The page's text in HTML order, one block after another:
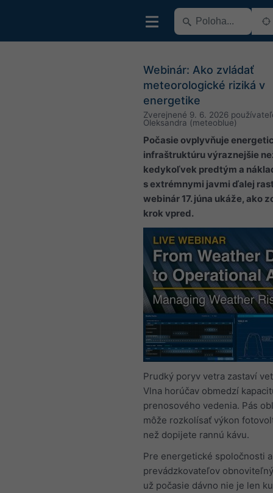
Webinár: Ako zvládať
meteorologické riziká v
energetike
Zverejnené 9. 6. 2026
Oleksandra (meteoblue)
Počasie ovplyvňuje
infraštruktúru výraznejšie
kedykoľvek predtým a
s extrémnymi javmi ďalej
webinár 17. júna ukáže, ako
krok vpred.
Prudký poryv vetra zastaví
Vlna horúčav obmedzí
prenosového vedenia. Pás
môže rozkolísať výkon
než dopijete rannú kávu.
Pre energetické spoločnosti a
prevádzkovateľov
už počasie dávno nie je len